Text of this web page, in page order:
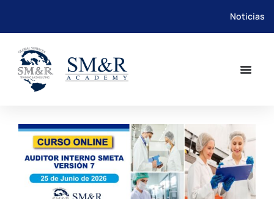
Saltar
contenido
Noticias